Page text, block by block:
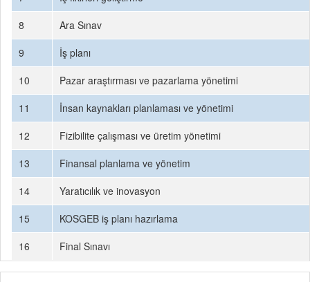
8
Ara Sınav
9
İş planı
10
Pazar araştırması ve pazarlama yönetimi
11
İnsan kaynakları planlaması ve yönetimi
12
Fizibilite çalışması ve üretim yönetimi
13
Finansal planlama ve yönetim
14
Yaratıcılık ve inovasyon
15
KOSGEB iş planı hazırlama
16
Final Sınavı